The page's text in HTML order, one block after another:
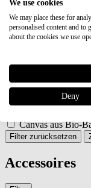
Typ
Börsen
Börsen
Farbe
Farbe
schwarz
Premium
Canvas aus Bio-
Canvas aus Bio-
Filter zurücksetzen
Accessoires
We use cookies
We may place these for
personalised content and to
about the cookies we use
Deny